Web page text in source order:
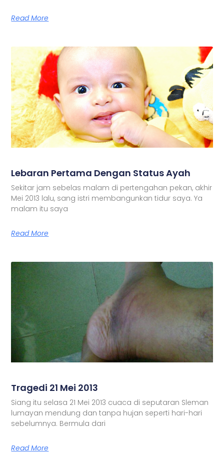
Read More
Lebaran Pertama Dengan Status Ayah
Sekitar jam sebelas malam di pertengahan pekan, akhir
Mei 2013 lalu, sang istri membangunkan tidur saya. Ya
malam itu saya
Read More
Tragedi 21 Mei 2013
Siang itu selasa 21 Mei 2013 cuaca di seputaran Sleman
lumayan mendung dan tanpa hujan seperti hari-hari
sebelumnya. Bermula dari
Read More